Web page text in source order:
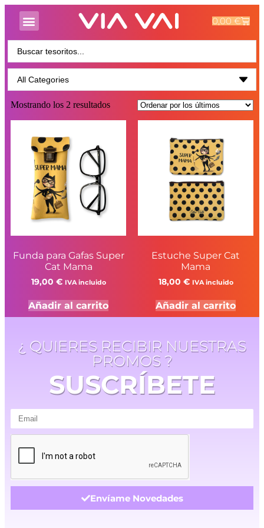
0,00€
Mostrando los 2 resultados
Funda para Gafas Super
Cat Mama
19,00 € IVA incluido
Añadir al carrito
Estuche Super Cat
Mama
18,00 € IVA incluido
Añadir al carrito
¿ QUIERES RECIBIR NUESTRAS
PROMOS ?
SUSCRÍBETE
Envíame Novedades